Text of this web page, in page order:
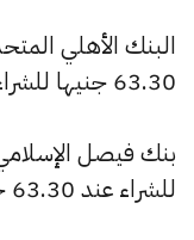
البنك الأهلي
63.30 جنيها للشراء و 63.70 للبيع.
بنك فيصل
للشراء عند 63.30 جنيها، وللبيع عند 63.70 جنيها.